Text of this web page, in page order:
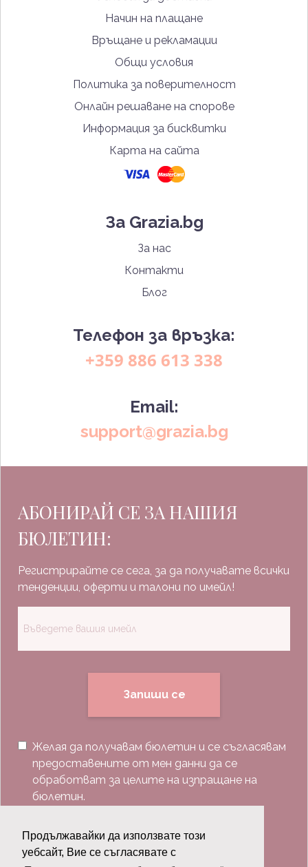
Продължавайки да използвате този
уебсайт, Вие се съгласявате с
Начин на плащане
Връщане и рекламации
Общи условия
Политика за поверителност
Онлайн решаване на спорове
Информация за бисквитки
Карта на сайта
За Grazia.bg
За нас
Контакти
Блог
Телефон за връзка:
+359 886 613 338
Email:
support@grazia.bg
АБОНИРАЙ СЕ ЗА НАШИЯ
БЮЛЕТИН:
Регистрирайте се сега, за да получавате всички
тенденции, оферти и талони по имейл!
Запиши се
Желая да получавам бюлетин и се съгласявам
предоставените от мен данни да се
обработват за целите на изпращане на
бюлетин.
Последвай ни: